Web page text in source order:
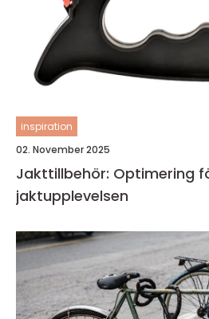
inspiration
02. November 2025
Jakttillbehör: Optimering
jaktupplevelsen